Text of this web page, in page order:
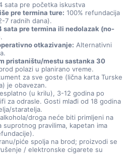
sata pre početka iskustva
pre termina ture: 100% refundacija
7 radnih dana).
sata pre termina ili nedolazak (no-
otkazivanje: Alternativni
pristaništu/mestu sastanka 30
polazi u planirano vreme.
za sve goste (lična karta Turske
je obavezan.
(u krilu), 3-12 godina po
za odrasle. Gosti mlađi od 18 godina
staratelja.
droga neće biti primljeni na
suprotnog pravilima, kapetan ima
piće spolja na brod; proizvodi se
/ elektronske cigarete su